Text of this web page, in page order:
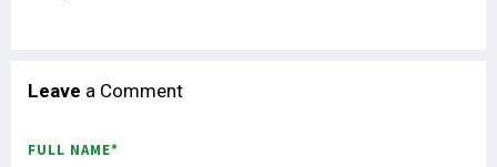
Leave a Comment
FULL NAME*